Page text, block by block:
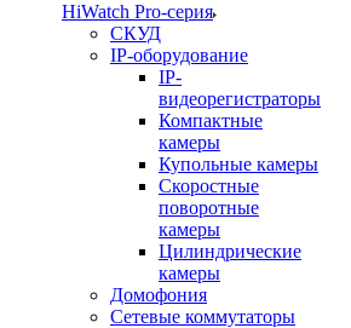
HiWatch Pro-серия
CКУД
IP-оборудование
IP-
видеорегистраторы
Компактные
камеры
Купольные камеры
Скоростные
поворотные
камеры
Цилиндрические
камеры
Домофония
Сетевые коммутаторы